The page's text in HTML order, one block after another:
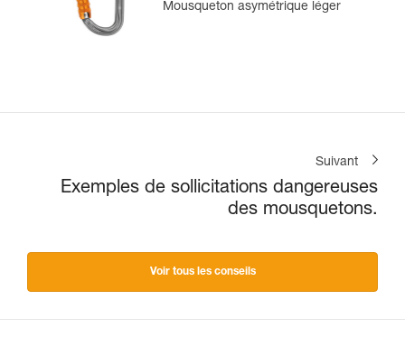
Mousqueton asymétrique léger
Suivant
Exemples de sollicitations dangereuses
des mousquetons.
Voir tous les conseils